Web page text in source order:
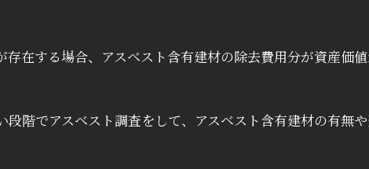
在する場合、アスベスト含有建材の除去費用分が資産価値
階でアスベスト調査をして、アスベスト含有建材の有無